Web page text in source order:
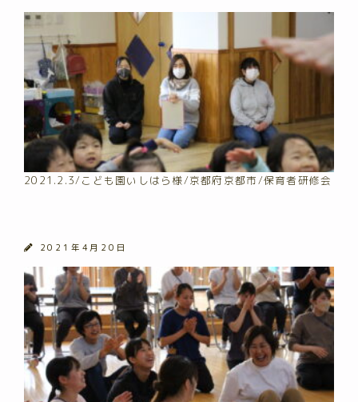
2021.2.3/こども園いしはら様/京都府京都市/保育者研修会
2021年4月20日